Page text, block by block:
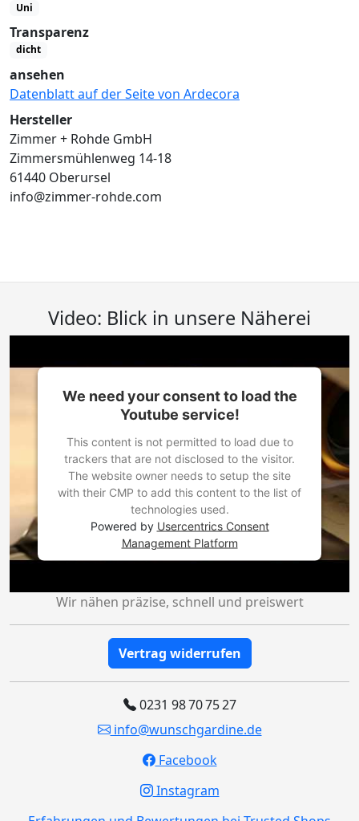
Uni
Transparenz
dicht
ansehen
Datenblatt auf der Seite von Ardecora
Hersteller
Zimmer + Rohde GmbH
Zimmersmühlenweg 14-18
61440 Oberursel
info@zimmer-rohde.com
Video: Blick in unsere Näherei
We need your consent to load the
Youtube service!
This content is not permitted to load due to
trackers that are not disclosed to the visitor.
The website owner needs to setup the site
with their CMP to add this content to the list of
technologies used.
Powered by Usercentrics Consent
Management Platform
Wir nähen präzise, schnell und preiswert
Vertrag widerrufen
0231 98 70 75 27
info@wunschgardine.de
Facebook
Instagram